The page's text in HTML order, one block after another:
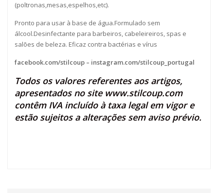
(poltronas,mesas,espelhos,etc).
Pronto para usar à base de água.Formulado sem
álcool.Desinfectante para barbeiros, cabeleireiros, spas e
salões de beleza. Eficaz contra bactérias e vírus
facebook.com/stilcoup – instagram.com/stilcoup_portugal
Todos os valores referentes aos artigos,
apresentados no site www.stilcoup.com
contêm IVA incluído à taxa legal em vigor e
estão sujeitos a alterações sem aviso prévio.